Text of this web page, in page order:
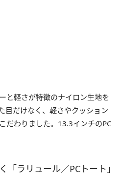
と軽さが特徴のナイロン生地を
目だけなく、軽さやクッション
だわりました。13.3インチのPC
「ラリュール／PCトート」